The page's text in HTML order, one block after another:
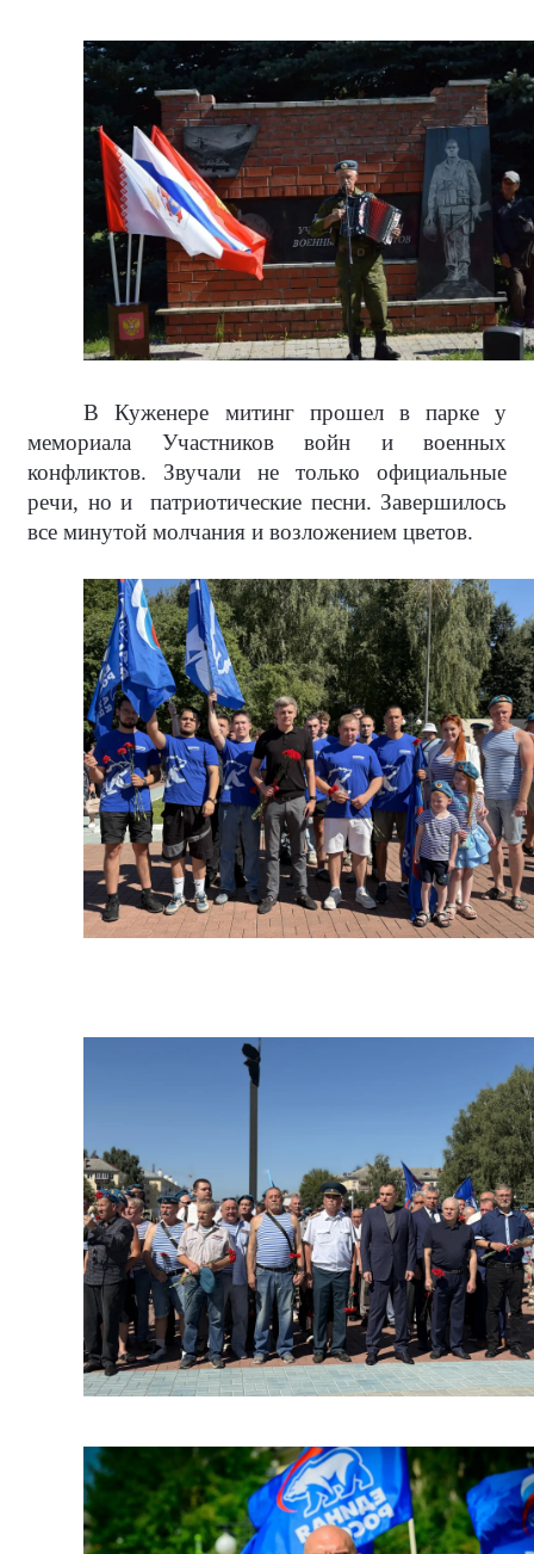
В Куженере митинг прошел в парке у
мемориала Участников войн и военных
конфликтов. Звучали не только официальные
речи, но и
патриотические песни. Завершилось
все минутой молчания и возложением цветов.